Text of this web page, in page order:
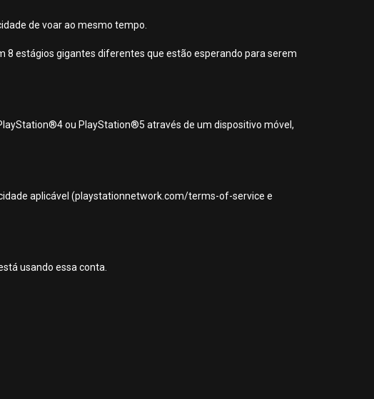
de voar ao mesmo tempo.
8 estágios gigantes diferentes que estão esperando para serem
ou PlayStation®5 através de um dispositivo móvel,
aplicável (playstationnetwork.com/terms-of-service e
usando essa conta.